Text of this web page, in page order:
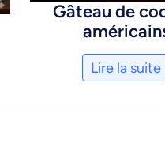
Gâteau de
Lire la suite